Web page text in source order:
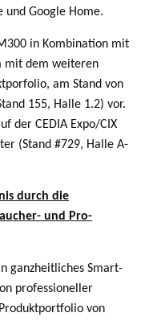
und Google Home.
in Kombination mit
mit dem weiteren
am Stand von
155, Halle 1.2) vor.
der CEDIA Expo/CIX
(Stand #729, Halle A-
durch die
und Pro-
ganzheitliches Smart-
professioneller
von